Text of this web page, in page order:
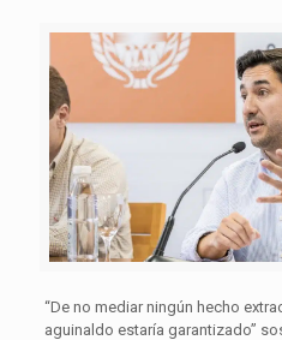
“De no mediar ningún hecho
aguinaldo estaría garantizado”